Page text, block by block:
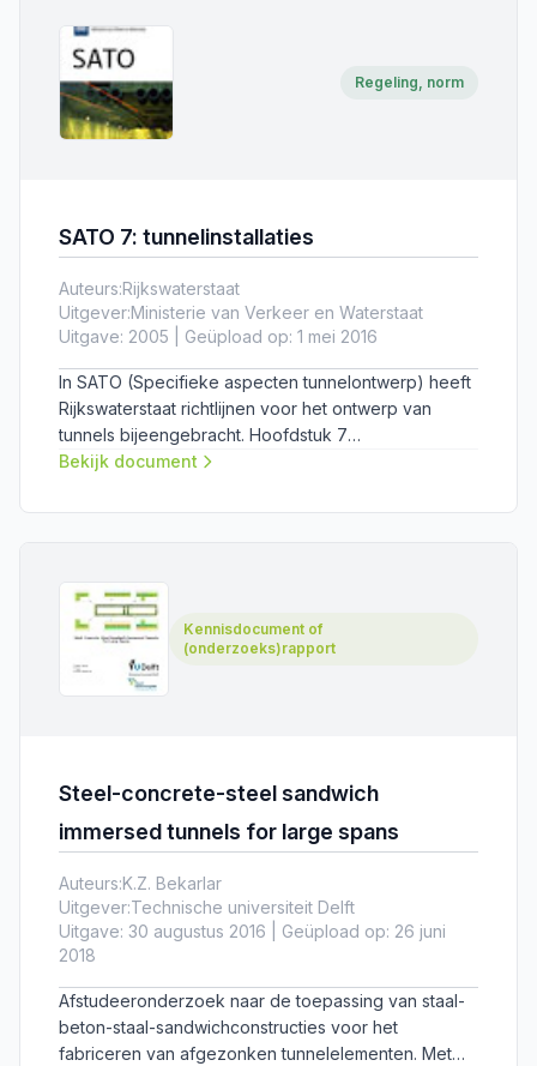
Regeling, norm
SATO 7: tunnelinstallaties
Auteurs:Rijkswaterstaat
Uitgever:Ministerie van Verkeer en Waterstaat
Uitgave: 2005 | Geüpload op: 1 mei 2016
In SATO (Specifieke aspecten tunnelontwerp) heeft
Rijkswaterstaat richtlijnen voor het ontwerp van
tunnels bijeengebracht. Hoofdstuk 7
'Tunnelinstallaties' is een praktisch gerichte
Veiligheidsrichtlijnen deel C (VRC), de richtlijn van
Bekijk document
Kennisdocument of
(onderzoeks)rapport
Steel-concrete-steel sandwich
immersed tunnels for large spans
Auteurs:K.Z. Bekarlar
Uitgever:Technische universiteit Delft
Uitgave: 30 augustus 2016 | Geüpload op: 26 juni
2018
Afstudeeronderzoek naar de toepassing van staal-
beton-staal-sandwichconstructies voor het
fabriceren van afgezonken tunnelelementen. Met